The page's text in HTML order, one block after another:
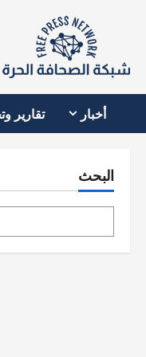
أخبار تقارير
البحث